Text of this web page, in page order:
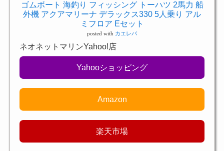
ゴムボート 海釣り フィッシング トーハツ 2馬力 船
外機 アクアマリーナ デラックス330 5人乗り アル
ミフロア Eセット
posted with カエレバ
ネオネットマリンYahoo!店
Yahooショッピング
Amazon
楽天市場